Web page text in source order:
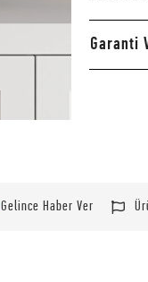
Garanti
Gelince Haber Ver